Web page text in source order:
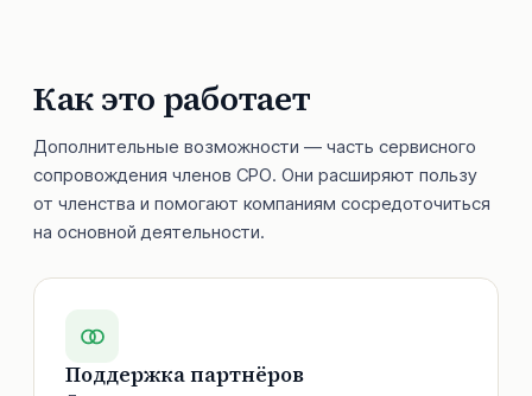
Как это работает
Дополнительные возможности — часть сервисного
сопровождения членов СРО. Они расширяют пользу
от членства и помогают компаниям сосредоточиться
на основной деятельности.
Поддержка партнёров